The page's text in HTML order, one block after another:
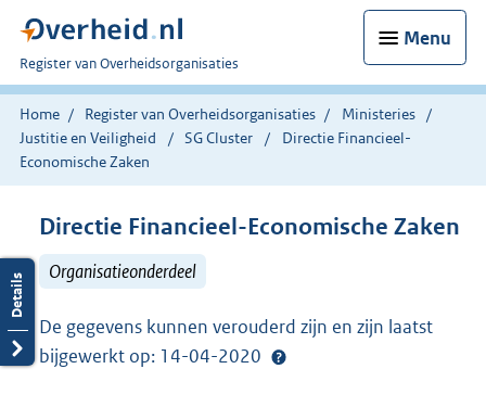
Menu
U
bent
nu
hier:
Register van Overheidsorganisaties
Home Register van Overheidsorganisaties
Ministeries
Justitie en Veiligheid
SG Cluster
Directie Financieel-
Economische Zaken
Directie Financieel-Economische Zaken
Organisatieonderdeel
De gegevens kunnen verouderd zijn en zijn laatst
bijgewerkt op: 14-04-2020